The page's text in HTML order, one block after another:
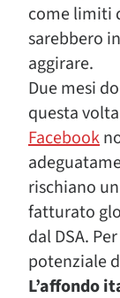
come limiti
sarebbero
aggirare.
Due mesi
questa
Facebook
rischiano
fatturato
dal DSA.
potenziale
L’affondo